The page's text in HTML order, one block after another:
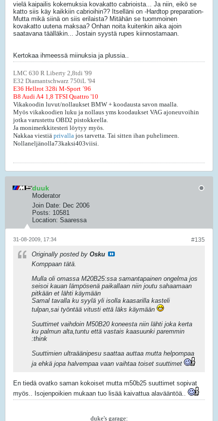
vielä kaipailis kokemuksia kovakatto cabrioista... Ja niin, eikö se
katto siis käy kaikkiin cabrioihin?? Itselläni on -Hardtop preparation-
Mutta mikä siinä on siis erilaista? Mitähän se tuommoinen
kovakatto uutena maksaa? Onhan noita kuitenkin aika ajoin
saatavana täälläkin... Jostain syystä rupes kiinnostamaan.
Kertokaa ihmeessä miinuksia ja plussia..
LMC 630 R Liberty 2,8tdi '99
E32 Diamantschwarz 750iL '94
E36 Hellrot 328i M-Sport ´96
B8 Audi A4 1,8 TFSI Quattro '10
Vikakoodin luvut/nollaukset BMW + koodausta savon maalla.
Myös vikakoodien luku ja nollaus yms koodaukset VAG ajoneuvoihin
jotka varustettu OBD2 pistokkeella.
Ja monimerkkitesteri löytyy myös.
Nakkaa viestiä privalla jos tarvetta. Tai sitten ihan puhelimeen.
Nollaneljänolla73kaksi403viisi.
duuk
Moderator
Join Date: Dec 2006
Posts: 10581
Location: Saaressa
#135
31-08-2009, 17:34
Originally posted by Osku
Komppaan tätä.
Mulla oli omassa M20B25:ssa samantapainen ongelma jos
seisoi kauan lämpösenä paikallaan niin joutu sahaamaan
pitkään et lähti käymään
Samal tavalla ku syylä yli isolla kaasarilla kasteli
tulpan,sai työntää vitusti että läks käymään
Suuttimet vaihdoin M50B20 koneesta niin lähti joka kerta
ku palmun alta,tuntu että vastais kaasuunki paremmin
:think
Suuttimien ultraäänipesu saattaa auttaa mutta helpompaa
ja ehkä jopa halvempaa vaan vaihtaa toiset suuttimet
En tiedä ovatko saman kokoiset mutta m50b25 suuttimet sopivat
myös.. Isojenpoikien mukaan tuo lisää kaivattua alavääntöä..
duke's garage: